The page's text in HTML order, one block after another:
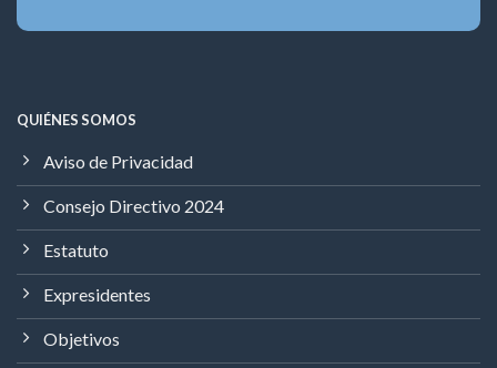
QUIÉNES SOMOS
Aviso de Privacidad
Consejo Directivo 2024
Estatuto
Expresidentes
Objetivos